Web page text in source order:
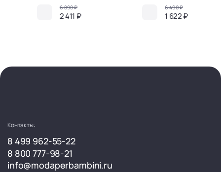
6 890 ₽
2 411 ₽
6 490 ₽
1 622 ₽
Контакты:
8 499 962-55-22
8 800 777-98-21
info@modaperbambini.ru